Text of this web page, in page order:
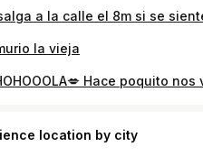
la vieja
location by city